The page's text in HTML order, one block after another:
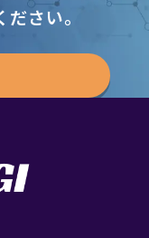
さい。